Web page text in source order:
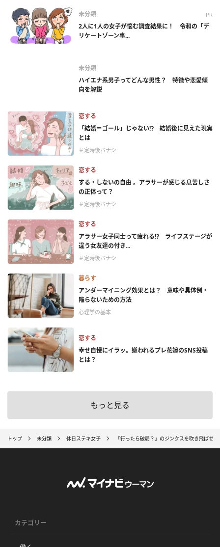
未分類 PR
2人に1人の女子が悩む調査結果に！ 令和の「デ
リケートゾーン事...
未分類
ハイエナ系男子ってどんな男性？ 特徴や恋愛傾
向を解説
恋する
「結婚＝ゴール」じゃない⁉ 結婚後に見えた現実
とは
＃定時後バナシ
恋する
する・しないの自由 。アラサーが感じる息苦しさ
の正体って？
＃定時後バナシ
恋する
アラサー女子同士って疲れる⁉ ライフステージが
違う女友達の付き...
＃定時後バナシ
暮らす
アンダーマイニング効果とは？ 意味や具体例・
陥らないための方法
心理学の基本
恋する
幸せ自慢にイラッ。嫌われるプレ花嫁のSNS投稿
とは？
もっと見る
トップ 未分類 休日ステキ女子 「行ったら破局？」のジンクスを吹き飛ば
カテゴリー